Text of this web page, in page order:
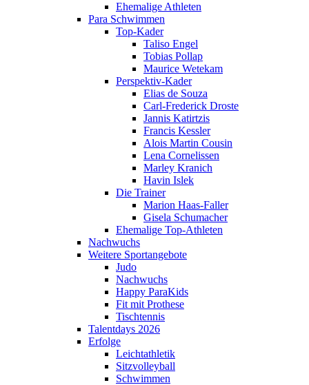
Ehemalige Athleten
Para Schwimmen
Top-Kader
Taliso Engel
Tobias Pollap
Maurice Wetekam
Perspektiv-Kader
Elias de Souza
Carl-Frederick Droste
Jannis Katirtzis
Francis Kessler
Alois Martin Cousin
Lena Cornelissen
Marley Kranich
Havin Islek
Die Trainer
Marion Haas-Faller
Gisela Schumacher
Ehemalige Top-Athleten
Nachwuchs
Weitere Sportangebote
Judo
Nachwuchs
Happy ParaKids
Fit mit Prothese
Tischtennis
Talentdays 2026
Erfolge
Leichtathletik
Sitzvolleyball
Schwimmen